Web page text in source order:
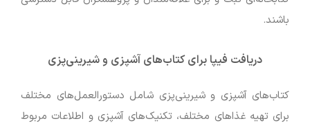
باشند.
دریافت فیپا برای کتاب‌های آشپزی و شیرینی‌پزی
کتاب‌های آشپزی و شیرینی‌پزی شامل دستورالعمل‌های مختلف
برای تهیه غذاهای مختلف، تکنیک‌های آشپزی و اطلاعات مربوط